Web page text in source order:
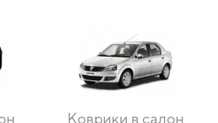
Коврики в салон